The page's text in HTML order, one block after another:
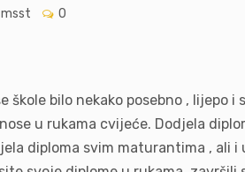
msst 0
škole bilo nekako posebno , lijepo
u rukama cvijeće. Dodjela
diploma svim maturantima , ali i